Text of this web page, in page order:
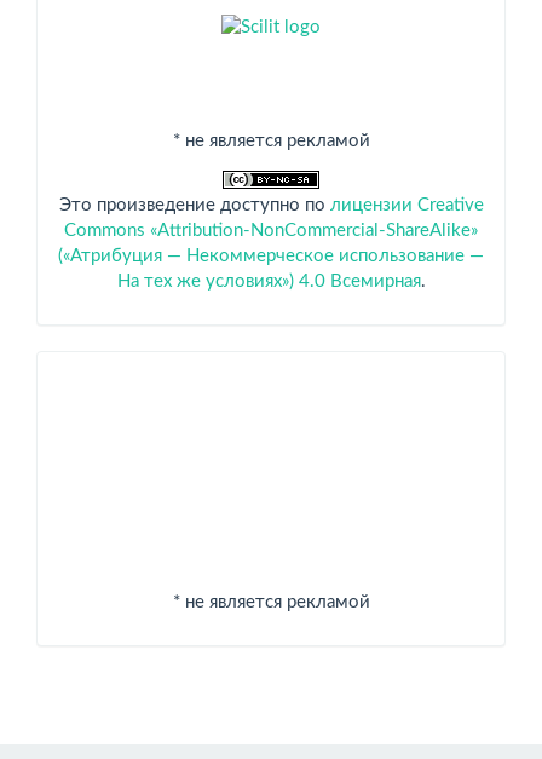
* не является рекламой
Это произведение доступно по лицензии Creative
Commons «Attribution-NonCommercial-ShareAlike»
(«Атрибуция — Некоммерческое использование —
На тех же условиях») 4.0 Всемирная.
* не является рекламой